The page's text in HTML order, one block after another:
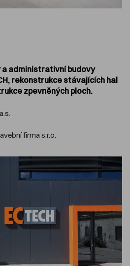
administrativní budovy
rekonstrukce stávajících hal
zpevněných ploch.
firma s.r.o.